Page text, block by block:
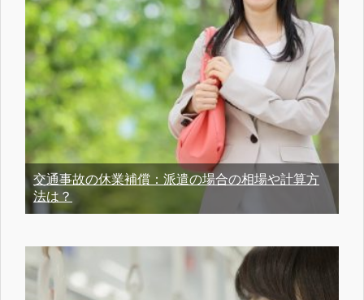
交通事故の休業補償：派遣の場合の相場や計算方
法は？